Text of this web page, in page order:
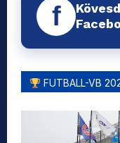
f
FUTBALL-VB